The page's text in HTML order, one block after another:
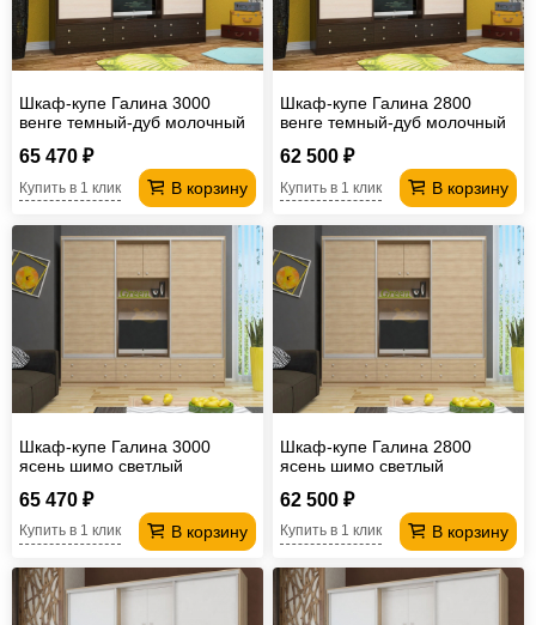
Шкаф-купе Галина 3000
венге темный-дуб молочный
65 470 ₽
В корзину
Купить в 1 клик
Шкаф-купе Галина 2800
венге темный-дуб молочный
62 500 ₽
В корзину
Купить в 1 клик
Шкаф-купе Галина 3000
ясень шимо светлый
65 470 ₽
В корзину
Купить в 1 клик
Шкаф-купе Галина 2800
ясень шимо светлый
62 500 ₽
В корзину
Купить в 1 клик